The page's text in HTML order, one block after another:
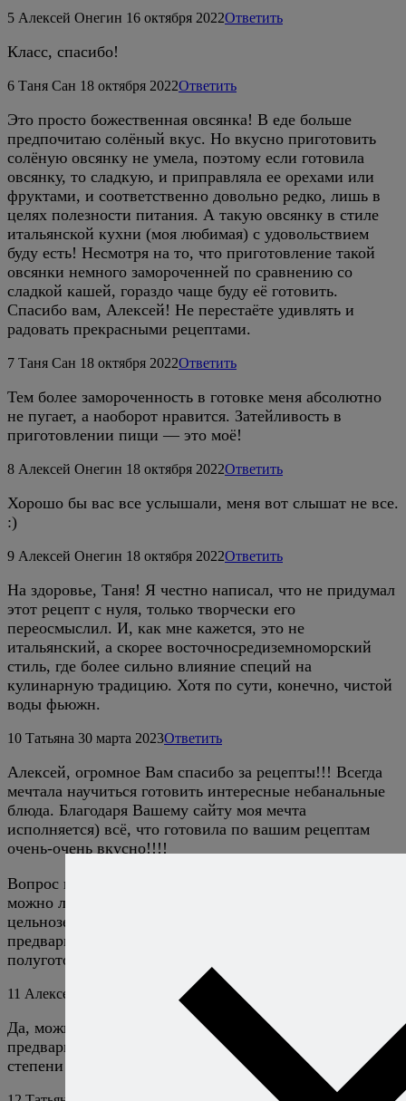
5 Алексей Онегин 16 октября 2022Ответить
Класс, спасибо!
6 Таня Сан 18 октября 2022Ответить
Это просто божественная овсянка! В еде больше
предпочитаю солёный вкус. Но вкусно приготовить
солёную овсянку не умела, поэтому если готовила
овсянку, то сладкую, и приправляла ее орехами или
фруктами, и соответственно довольно редко, лишь в
целях полезности питания. А такую овсянку в стиле
итальянской кухни (моя любимая) с удовольствием
буду есть! Несмотря на то, что приготовление такой
овсянки немного замороченней по сравнению со
сладкой кашей, гораздо чаще буду её готовить.
Спасибо вам, Алексей! Не перестаёте удивлять и
радовать прекрасными рецептами.
7 Таня Сан 18 октября 2022Ответить
Тем более замороченность в готовке меня абсолютно
не пугает, а наоборот нравится. Затейливость в
приготовлении пищи — это моё!
8 Алексей Онегин 18 октября 2022Ответить
Хорошо бы вас все услышали, меня вот слышат не все.
:)
9 Алексей Онегин 18 октября 2022Ответить
На здоровье, Таня! Я честно написал, что не придумал
этот рецепт с нуля, только творчески его
переосмыслил. И, как мне кажется, это не
итальянский, а скорее восточносредиземноморский
стиль, где более сильно влияние специй на
кулинарную традицию. Хотя по сути, конечно, чистой
воды фьюжн.
10 Татьяна 30 марта 2023Ответить
Алексей, огромное Вам спасибо за рецепты!!! Всегда
мечтала научиться готовить интересные небанальные
блюда. Благодаря Вашему сайту моя мечта
исполняется) всё, что готовила по вашим рецептам
очень-очень вкусно!!!!
Вопрос по данному блюду — скажите, пожалуйста,
можно ли использовать вместо хлопьев
цельнозерновую овсянку? Нужно ли ее в этом случае
предварительно отварить до готовности/
полуготовности?
11 Алексей Онегин 4 апреля 2023 Ответить
Да, можно использовать. Лучше не отваривать
предварительно, а готовить дольше, до нужной
степени размягчения.